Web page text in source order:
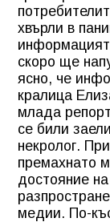
хвърли в
скоро ще
ясно, че
кралица
млада
се били
некролог.
премахнато
достояние
медии. По-